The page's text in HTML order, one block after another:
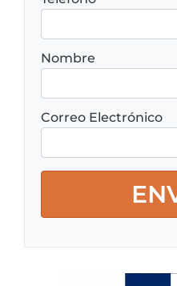
Nombre
Correo Electrónico